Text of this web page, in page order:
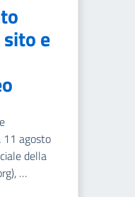
e
11 agosto
della
…